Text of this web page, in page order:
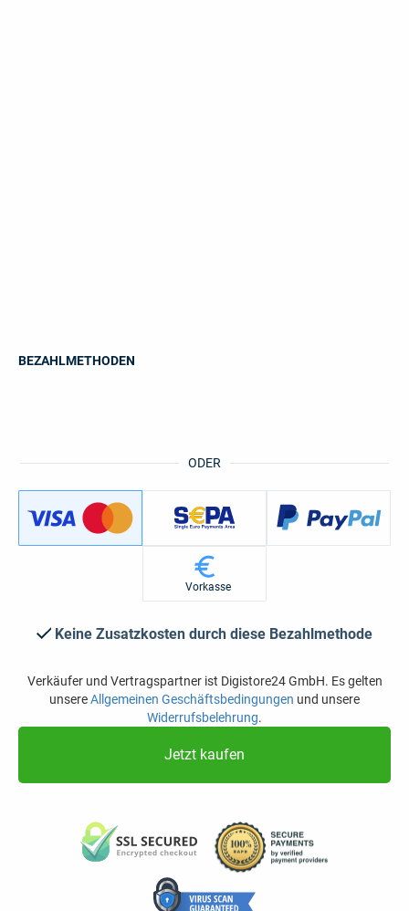
ODER
BEZAHLMETHODEN
Vorkasse
Keine Zusatzkosten durch diese Bezahlmethode
Verkäufer und Vertragspartner ist Digistore24 GmbH. Es gelten
unsereAllgemeinen Geschäftsbedingungen und unsere
Widerrufsbelehrung.
Jetzt kaufen